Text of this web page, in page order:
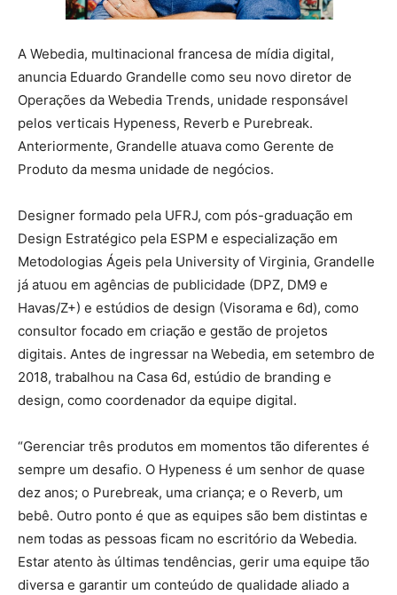
A Webedia, multinacional francesa de mídia digital,
anuncia Eduardo Grandelle como seu novo diretor de
Operações da Webedia Trends, unidade responsável
pelos verticais Hypeness, Reverb e Purebreak.
Anteriormente, Grandelle atuava como Gerente de
Produto da mesma unidade de negócios.
Designer formado pela UFRJ, com pós-graduação em
Design Estratégico pela ESPM e especialização em
Metodologias Ágeis pela University of Virginia, Grandelle
já atuou em agências de publicidade (DPZ, DM9 e
Havas/Z+) e estúdios de design (Visorama e 6d), como
consultor focado em criação e gestão de projetos
digitais. Antes de ingressar na Webedia, em setembro de
2018, trabalhou na Casa 6d, estúdio de branding e
design, como coordenador da equipe digital.
“Gerenciar três produtos em momentos tão diferentes é
sempre um desafio. O Hypeness é um senhor de quase
dez anos; o Purebreak, uma criança; e o Reverb, um
bebê. Outro ponto é que as equipes são bem distintas e
nem todas as pessoas ficam no escritório da Webedia.
Estar atento às últimas tendências, gerir uma equipe tão
diversa e garantir um conteúdo de qualidade aliado a